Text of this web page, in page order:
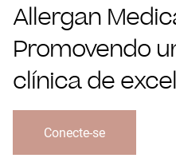
Allergan
Promovendo
clínica de
Conecte-se